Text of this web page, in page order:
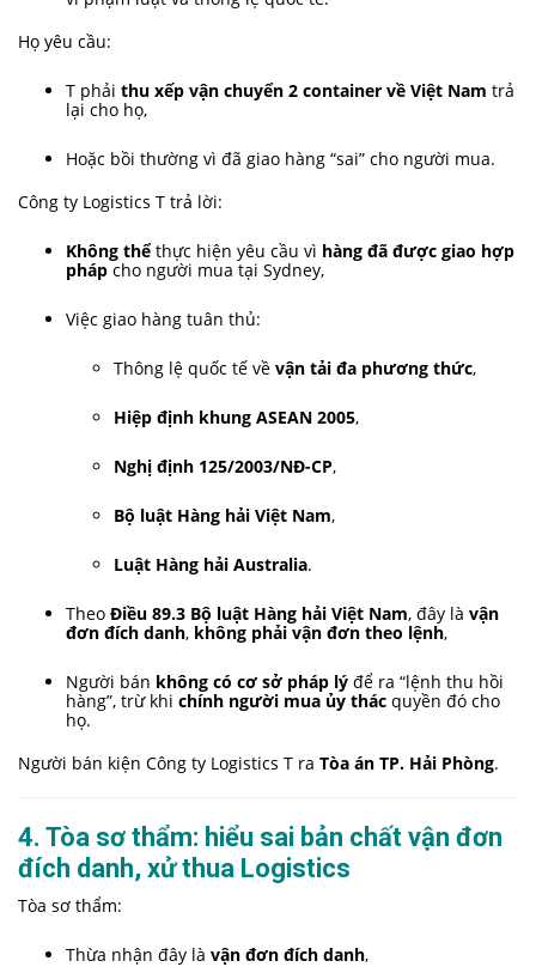
Họ yêu cầu:
T phải thu xếp vận chuyển 2 container về Việt Nam trả
lại cho họ,
Hoặc bồi thường vì đã giao hàng “sai” cho người mua.
Công ty Logistics T trả lời:
Không thể thực hiện yêu cầu vì hàng đã được giao hợp
pháp cho người mua tại Sydney,
Việc giao hàng tuân thủ:
Thông lệ quốc tế về vận tải đa phương thức,
Hiệp định khung ASEAN 2005,
Nghị định 125/2003/NĐ-CP,
Bộ luật Hàng hải Việt Nam,
Luật Hàng hải Australia.
Theo Điều 89.3 Bộ luật Hàng hải Việt Nam, đây là vận
đơn đích danh, không phải vận đơn theo lệnh,
Người bán không có cơ sở pháp lý để ra “lệnh thu hồi
hàng”, trừ khi chính người mua ủy thác quyền đó cho
họ.
Người bán kiện Công ty Logistics T ra Tòa án TP. Hải Phòng.
4. Tòa sơ thẩm: hiểu sai bản chất vận đơn
đích danh, xử thua Logistics
Tòa sơ thẩm:
Thừa nhận đây là vận đơn đích danh,